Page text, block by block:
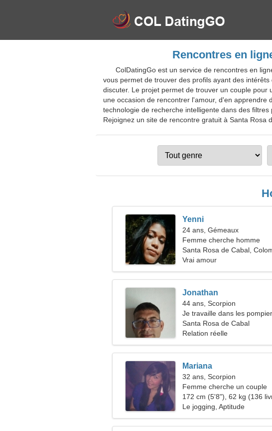
Rencontres en
ColDatingGo est un service de rencontres en
vous permet de trouver des profils ayant des
discuter. Le projet permet de trouver un couple
une occasion de rencontrer l'amour, d'en
technologie de recherche intelligente dans des
Rejoignez un site de rencontre gratuit à Santa Rosa
Yenni
24 ans, Gémeaux
Femme cherche homme
Santa Rosa de Cabal,
Vrai amour
Jonathan
44 ans, Scorpion
Je travaille dans les
d'une femme cool
Santa Rosa de Cabal
Relation réelle
Mariana
32 ans, Scorpion
Femme cherche un couple
172 cm (5'8"), 62 kg (136
Le jogging, Aptitude